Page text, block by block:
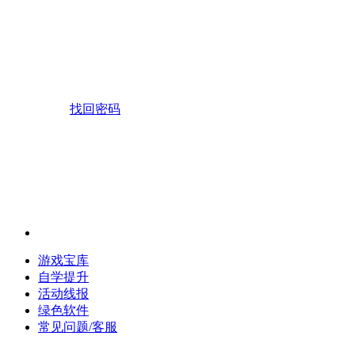
找回密码
游戏宝库
自学提升
活动线报
绿色软件
常见问题/客服